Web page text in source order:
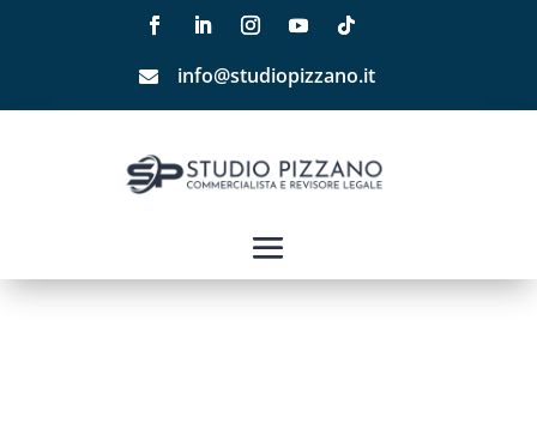
 info@studiopizzano.it